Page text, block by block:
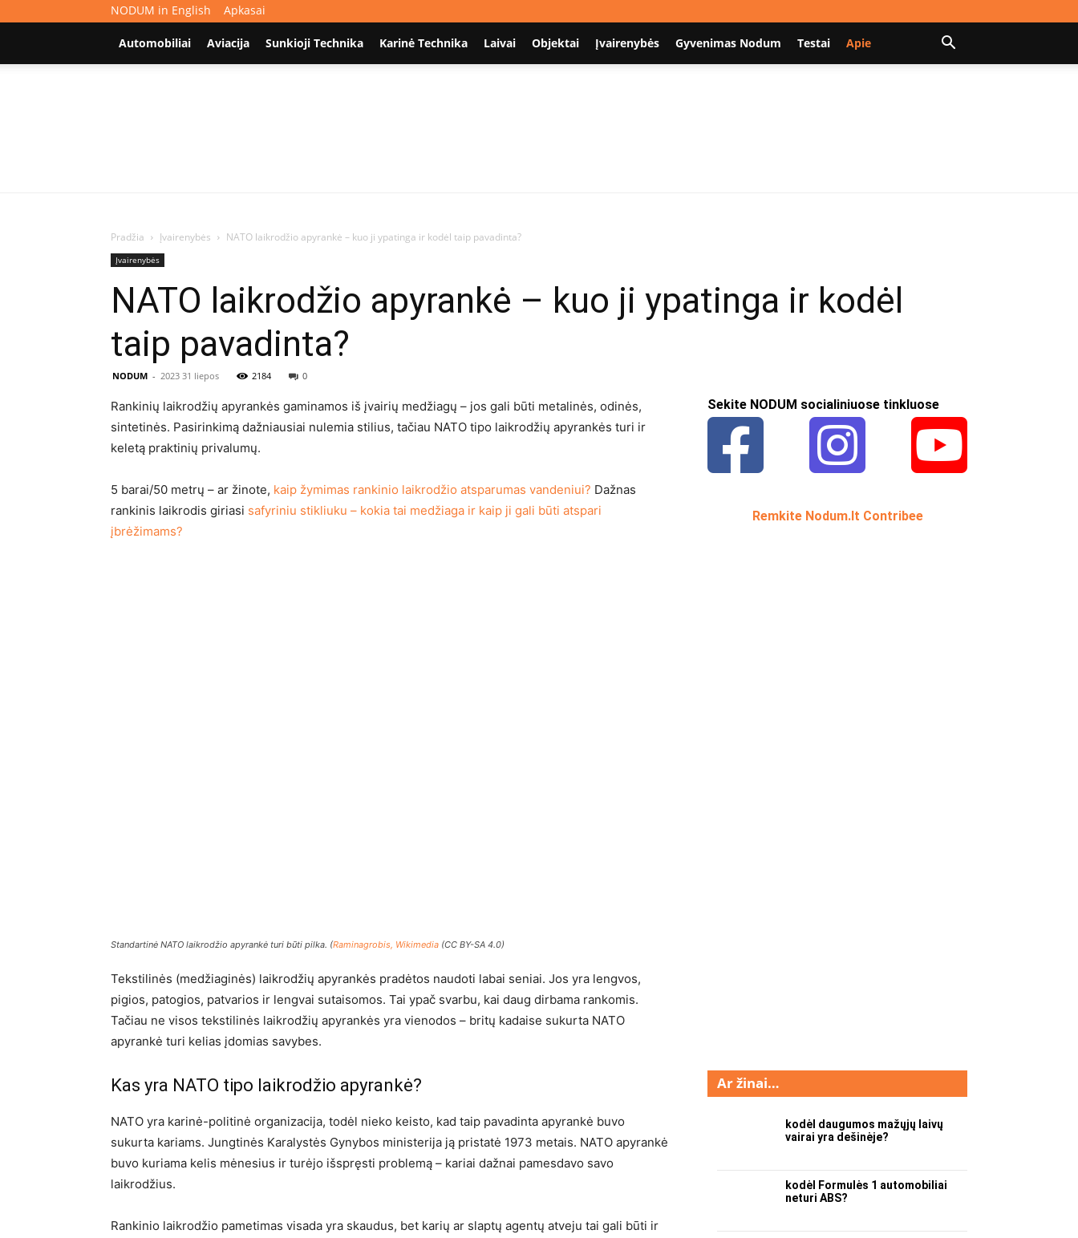
NODUM in English Apkasai
Automobiliai Aviacija Sunkioji Technika Karinė Technika Laivai Objektai Įvairenybės Gyvenimas Nodum Testai Apie
Pradžia Įvairenybės NATO laikrodžio apyrankė – kuo ji ypatinga ir kodėl taip pavadinta?
Įvairenybės
NATO laikrodžio apyrankė – kuo ji ypatinga ir kodėl
taip pavadinta?
NODUM - 2023 31 liepos 2184 0
Rankinių laikrodžių apyrankės gaminamos iš įvairių medžiagų – jos gali būti metalinės, odinės,
sintetinės. Pasirinkimą dažniausiai nulemia stilius, tačiau NATO tipo laikrodžių apyrankės turi ir
keletą praktinių privalumų.
5 barai/50 metrų – ar žinote, kaip žymimas rankinio laikrodžio atsparumas vandeniui? Dažnas
rankinis laikrodis giriasi safyriniu stikliuku – kokia tai medžiaga ir kaip ji gali būti atspari
įbrėžimams?
Standartinė NATO laikrodžio apyrankė turi būti pilka. (Raminagrobis, Wikimedia (CC BY-SA 4.0)
Tekstilinės (medžiaginės) laikrodžių apyrankės pradėtos naudoti labai seniai. Jos yra lengvos,
pigios, patogios, patvarios ir lengvai sutaisomos. Tai ypač svarbu, kai daug dirbama rankomis.
Tačiau ne visos tekstilinės laikrodžių apyrankės yra vienodos – britų kadaise sukurta NATO
apyrankė turi kelias įdomias savybes.
Kas yra NATO tipo laikrodžio apyrankė?
NATO yra karinė-politinė organizacija, todėl nieko keisto, kad taip pavadinta apyrankė buvo
sukurta kariams. Jungtinės Karalystės Gynybos ministerija ją pristatė 1973 metais. NATO apyrankė
buvo kuriama kelis mėnesius ir turėjo išspręsti problemą – kariai dažnai pamesdavo savo
laikrodžius.
Rankinio laikrodžio pametimas visada yra skaudus, bet karių ar slaptų agentų atveju tai gali būti ir
Sekite NODUM socialiniuose tinkluose
Remkite Nodum.lt Contribee
Ar žinai…
kodėl daugumos mažųjų laivų
vairai yra dešinėje?
kodėl Formulės 1 automobiliai
neturi ABS?